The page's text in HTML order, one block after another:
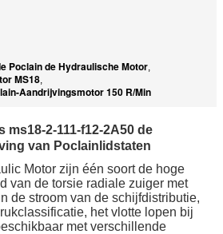
Poclain de Hydraulische Motor,
MS18,
Aandrijvingsmotor 150 R/Min
ms18-2-111-f12-2A50 de
van Poclainlidstaten
Motor zijn één soort de hoge
van de torsie radiale zuiger met
de stroom van de schijfdistributie,
het vlotte lopen bij
met verschillende